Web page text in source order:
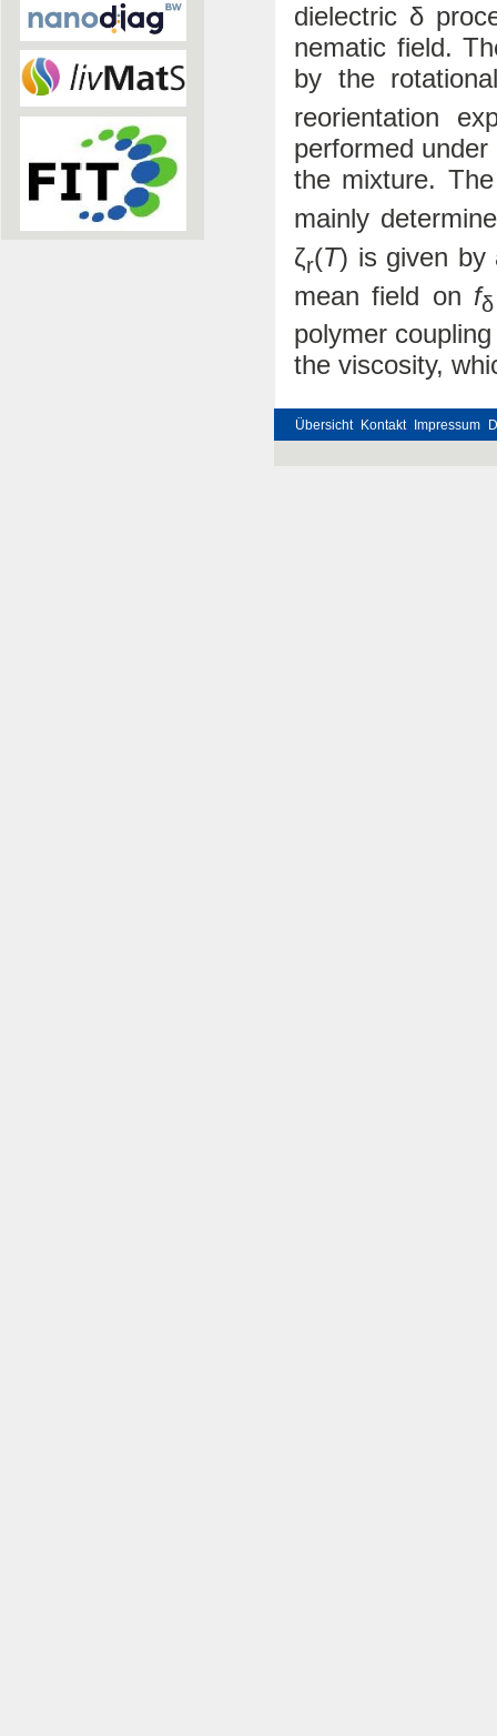
dielectric δ
nematic field.
by the
reorientation
performed
the mixture.
mainly
ζr(T) is given by
mean field on fδ
polymer
the viscosity,
Übersicht Kontakt Impressum